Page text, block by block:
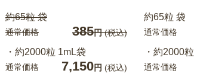
約65粒 袋
通常価格 385円(税込)
・約2000粒 1mL袋
通常価格 7,150円 (税込)
約65粒 袋
通常価格
・約2000粒
通常価格